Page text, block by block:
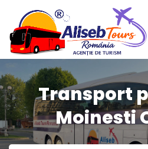
Transport
Moinesti